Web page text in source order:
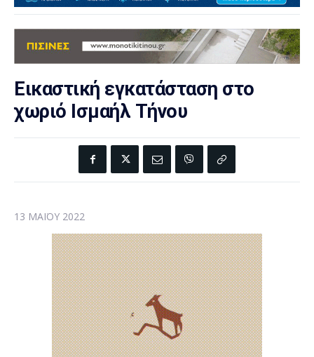
Εικαστική εγκατάσταση στο
χωριό Ισμαήλ Τήνου
13 ΜΑΪ́ΟΥ 2022